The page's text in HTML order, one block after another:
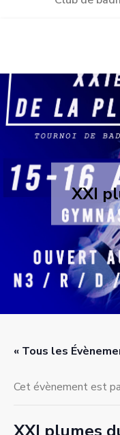
XXI
« Tous les
Cet évènement est